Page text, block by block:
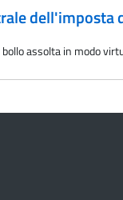
assolta in modo